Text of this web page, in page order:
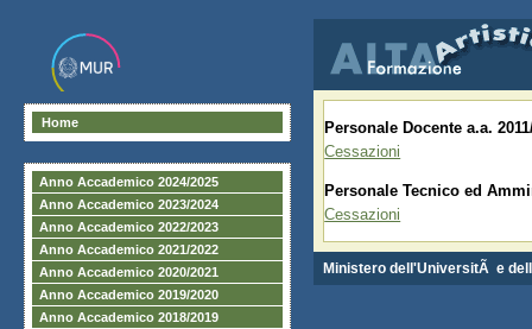
Home
Anno Accademico 2024/2025
Anno Accademico 2023/2024
Anno Accademico 2022/2023
Anno Accademico 2021/2022
Anno Accademico 2020/2021
Anno Accademico 2019/2020
Anno Accademico 2018/2019
Personale Docente a.a.
Cessazioni
Personale Tecnico ed
Cessazioni
Ministero dell'UniversitÃ e